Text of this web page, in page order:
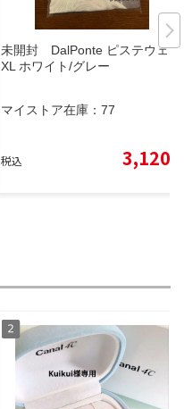
未開封 DalPonte ピステウェア
XL ホワイト/グレー
マイストア在庫： 77
税込 3,120